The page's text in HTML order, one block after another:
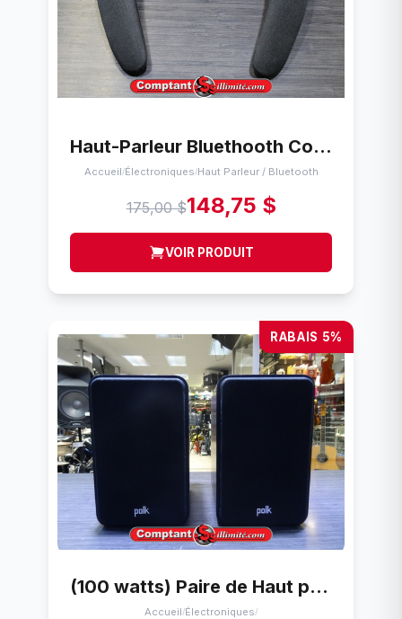
Haut-Parleur Bluethooth Collier jbl soundgear neckband
Accueil/Électroniques/Haut Parleur / Bluetooth
175,00 $148,75 $
VOIR PRODUIT
RABAIS 5%
(100 watts) Paire de Haut parleur Polk Audio power port signature s15
Accueil/Électroniques/